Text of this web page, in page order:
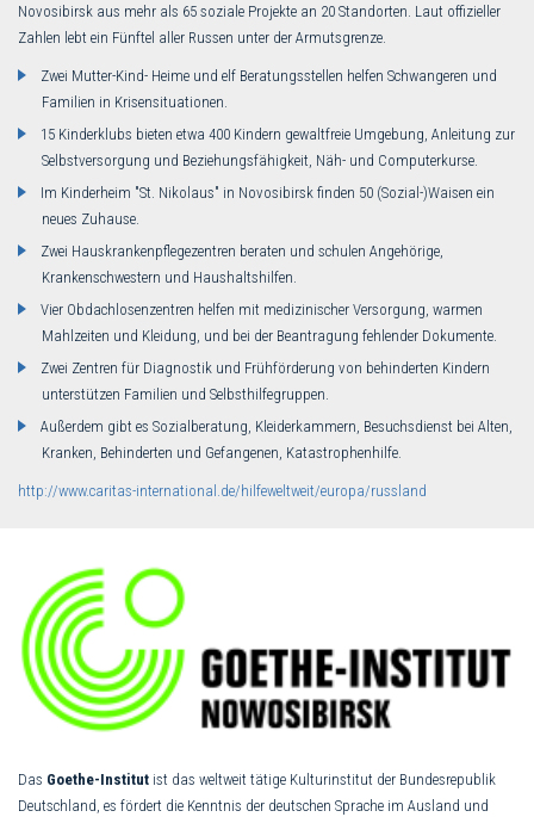
Novosibirsk aus mehr als 65 soziale Projekte an 20 Standorten. Laut offizieller
Zahlen lebt ein Fünftel aller Russen unter der Armutsgrenze.
Zwei Mutter-Kind- Heime und elf Beratungsstellen helfen Schwangeren und
Familien in Krisensituationen.
15 Kinderklubs bieten etwa 400 Kindern gewaltfreie Umgebung, Anleitung zur
Selbstversorgung und Beziehungsfähigkeit, Näh- und Computerkurse.
Im Kinderheim "St. Nikolaus" in Novosibirsk finden 50 (Sozial-)Waisen ein
neues Zuhause.
Zwei Hauskrankenpflegezentren beraten und schulen Angehörige,
Krankenschwestern und Haushaltshilfen.
Vier Obdachlosenzentren helfen mit medizinischer Versorgung, warmen
Mahlzeiten und Kleidung, und bei der Beantragung fehlender Dokumente.
Zwei Zentren für Diagnostik und Frühförderung von behinderten Kindern
unterstützen Familien und Selbsthilfegruppen.
Außerdem gibt es Sozialberatung, Kleiderkammern, Besuchsdienst bei Alten,
Kranken, Behinderten und Gefangenen, Katastrophenhilfe.
http://www.caritas-international.de/hilfeweltweit/europa/russland
Das Goethe-Institut ist das weltweit tätige Kulturinstitut der Bundesrepublik
Deutschland, es fördert die Kenntnis der deutschen Sprache im Ausland und